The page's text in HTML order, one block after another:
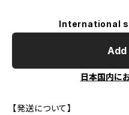
International
日本国内に
【発送について】